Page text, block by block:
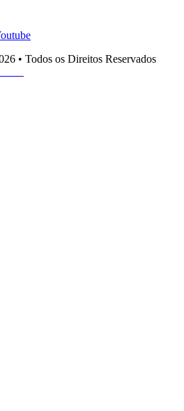
• Todos os Direitos Reservados